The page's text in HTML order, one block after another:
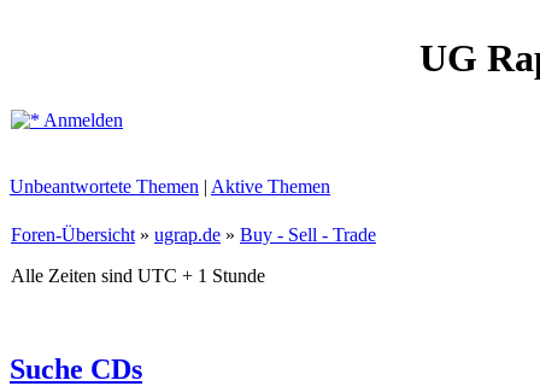
UG
Anmelden
Unbeantwortete Themen | Aktive Themen
Foren-Übersicht » ugrap.de » Buy - Sell - Trade
Alle Zeiten sind UTC + 1 Stunde
Suche CDs